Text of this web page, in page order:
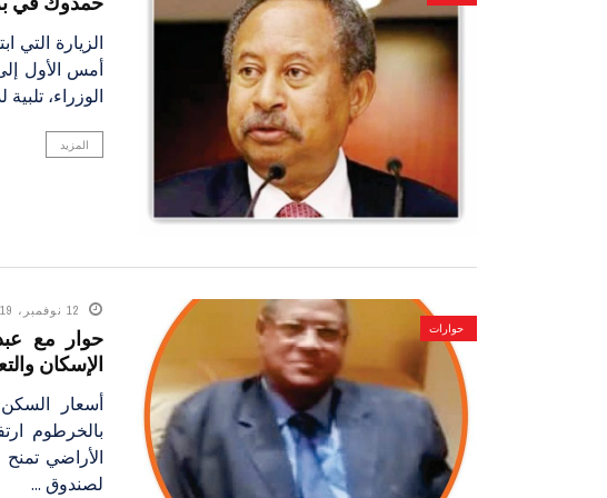
الزيارة
أمس الأول
الوزراء،
المزيد
حوارات
12 نوفمبر، 2019
حوار مع
الإسكان
أسعار
الأراضي
لصندوق ...